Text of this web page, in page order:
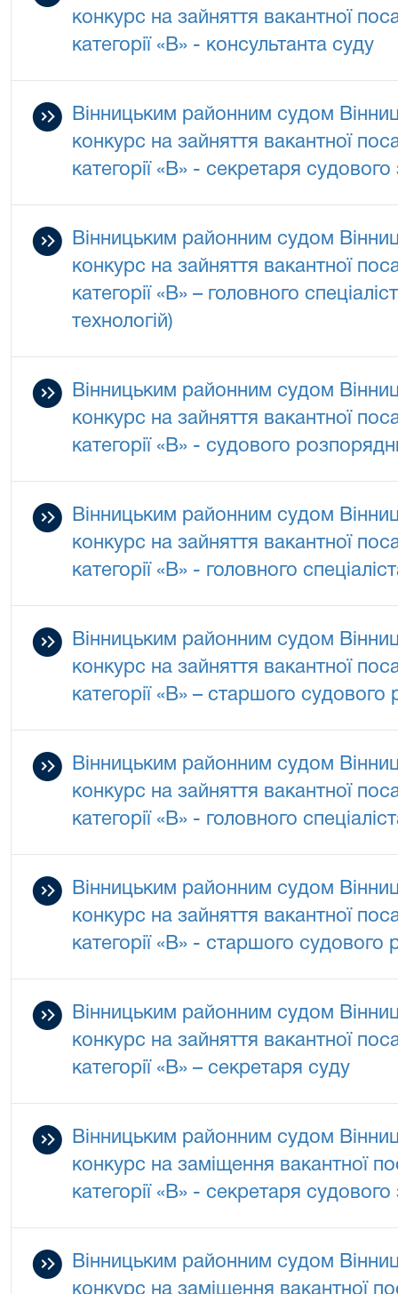
конкурс на зайняття вакантної
категорії «В» - консультанта суду
Вінницьким районним судом
конкурс на зайняття вакантної
категорії «В» - секретаря судового
Вінницьким районним судом
конкурс на зайняття вакантної
категорії «В» – головного
технологій)
Вінницьким районним судом
конкурс на зайняття вакантної
категорії «В» - судового
Вінницьким районним судом
конкурс на зайняття вакантної
категорії «В» - головного
Вінницьким районним судом
конкурс на зайняття вакантної
категорії «В» – старшого
Вінницьким районним судом
конкурс на зайняття вакантної
категорії «В» - головного
Вінницьким районним судом
конкурс на зайняття вакантної
категорії «В» - старшого судового
Вінницьким районним судом
конкурс на зайняття вакантної
категорії «В» – секретаря суду
Вінницьким районним судом
конкурс на заміщення вакантної
категорії «В» - секретаря судового
Вінницьким районним судом
конкурс на заміщення вакантної